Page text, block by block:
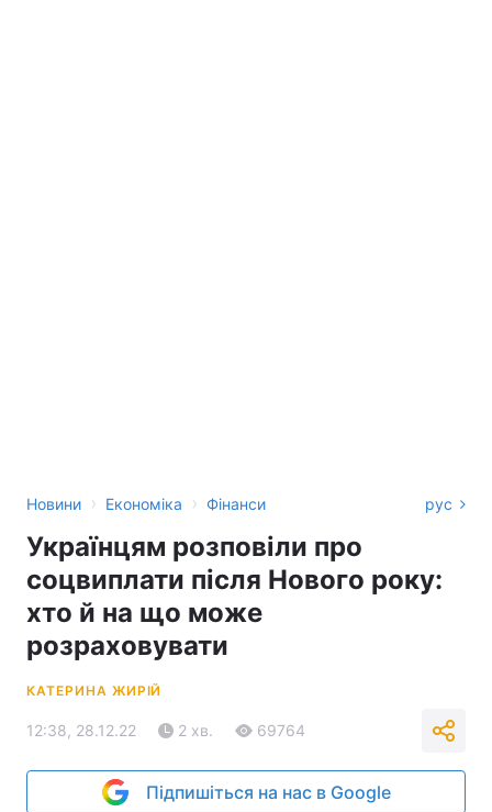
Новини › Економіка › Фінанси рус
Українцям розповіли про
соцвиплати після Нового року:
хто й на що може
розраховувати
КАТЕРИНА ЖИРІЙ
12:38, 28.12.22 2 хв. 69764
Підпишіться на нас в Google